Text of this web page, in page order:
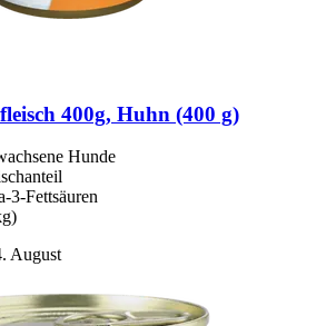
400g, Huhn (400 g)
Hunde
3-Fettsäuren
August